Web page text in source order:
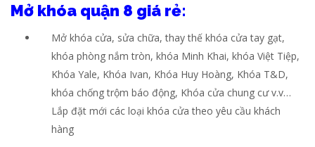
Mở khóa quận 8 giá rẻ:
Mở khóa cửa, sửa chữa, thay thế khóa cửa tay gạt,
khóa phòng nắm tròn, khóa Minh Khai, khóa Việt Tiệp,
Khóa Yale, Khóa Ivan, Khóa Huy Hoàng, Khóa T&D,
khóa chống trộm báo động, Khóa cửa chung cư v.v…
Lắp đặt mới các loại khóa cửa theo yêu cầu khách
hàng